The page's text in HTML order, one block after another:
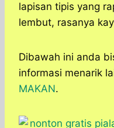
lapisan tipis yang
lembut, rasanya
Dibawah ini anda
informasi menarik
MAKAN.